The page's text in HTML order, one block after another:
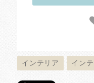
インテリア イン